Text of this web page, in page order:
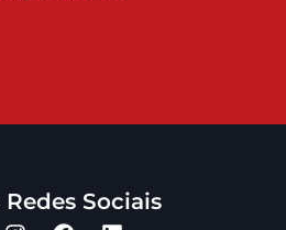
Redes Sociais